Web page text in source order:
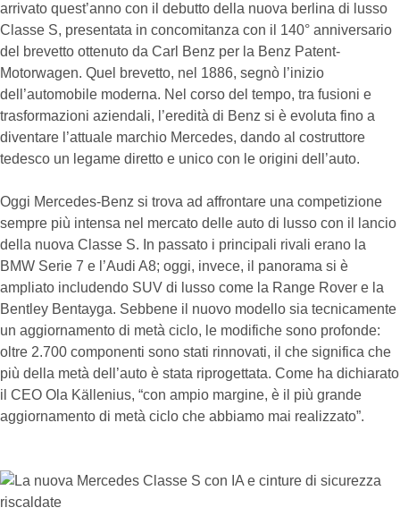
arrivato quest’anno con il debutto della nuova berlina di lusso
Classe S, presentata in concomitanza con il 140° anniversario
del brevetto ottenuto da Carl Benz per la Benz Patent-
Motorwagen. Quel brevetto, nel 1886, segnò l’inizio
dell’automobile moderna. Nel corso del tempo, tra fusioni e
trasformazioni aziendali, l’eredità di Benz si è evoluta fino a
diventare l’attuale marchio Mercedes, dando al costruttore
tedesco un legame diretto e unico con le origini dell’auto.
Oggi Mercedes-Benz si trova ad affrontare una competizione
sempre più intensa nel mercato delle auto di lusso con il lancio
della nuova Classe S. In passato i principali rivali erano la
BMW Serie 7 e l’Audi A8; oggi, invece, il panorama si è
ampliato includendo SUV di lusso come la Range Rover e la
Bentley Bentayga. Sebbene il nuovo modello sia tecnicamente
un aggiornamento di metà ciclo, le modifiche sono profonde:
oltre 2.700 componenti sono stati rinnovati, il che significa che
più della metà dell’auto è stata riprogettata. Come ha dichiarato
il CEO Ola Källenius, “con ampio margine, è il più grande
aggiornamento di metà ciclo che abbiamo mai realizzato”.